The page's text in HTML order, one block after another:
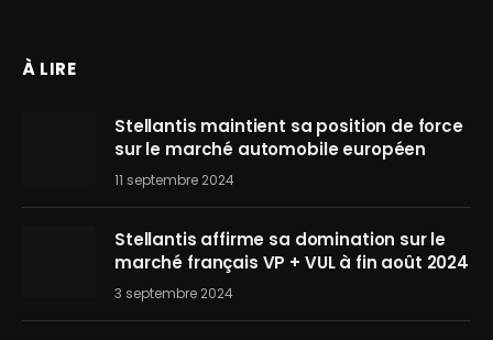
À LIRE
Stellantis maintient sa position de force
sur le marché automobile européen
11 septembre 2024
Stellantis affirme sa domination sur le
marché français VP + VUL à fin août 2024
3 septembre 2024